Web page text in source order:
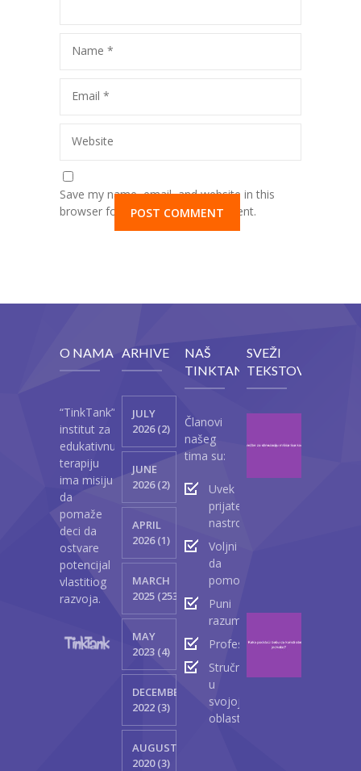
Name *
Email *
Website
Save my name, email, and website in this
browser for the next time I comment.
O NAMA
“TinkTank”
institut za
edukativnu
terapiju
ima misiju
da
pomaže
deci da
ostvare
potencijal
vlastitiog
razvoja.
ARHIVE
JULY
2026 (2)
JUNE
2026 (2)
APRIL
2026 (1)
MARCH
2025 (2530)
MAY
2023 (4)
DECEMBER
2022 (3)
AUGUST
2020 (3)
NAŠ
TINKTANK
Članovi
našeg
tima su:
Uvek
prijateljski
nastrojeni
Voljni
da
pomognu
Puni
razumevanja
Profesionalci
Stručnjaci
u
svojoj
oblasti
SVEŽI
TEKSTOVI